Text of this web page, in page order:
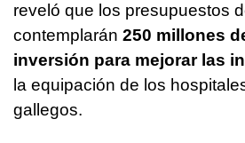
reveló que los presupuestos
contemplarán 250 millones
inversión para mejorar las
la equipación de los
gallegos.